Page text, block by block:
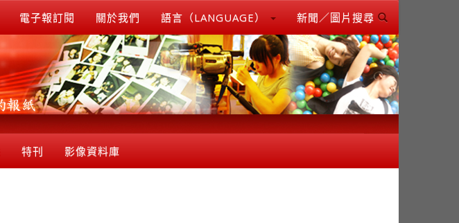
電子報訂閱 關於我們 語言（LANGUAGE） 新聞／圖片搜尋
特刊 影像資料庫